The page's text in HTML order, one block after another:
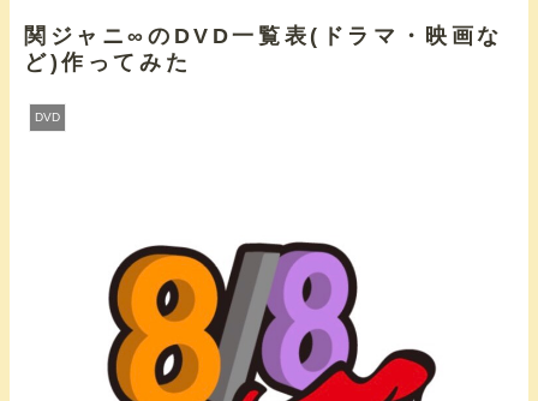
関ジャニ∞のDVD一覧表(ドラマ・映画な
ど)作ってみた
DVD